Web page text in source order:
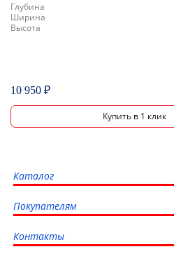
Глубина
Ширина
Высота
10 950 ₽
Каталог
Покупателям
Контакты